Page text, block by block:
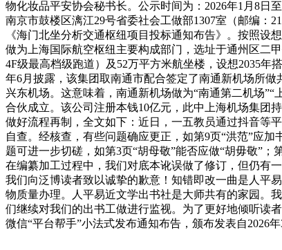
物化妆品平安协会秘书长。公示时间为：2026年1月8日
南京市鼓楼区漓江29号省委社会工做部1307室（邮编：
《海门北坐分析交通枢纽项目投标通知布告》。按照设
做为上海国际航空枢纽主要构成部门，选址于通州区二
4F级最高档级跑道）及52万平方米航坐楼，设想2035年
年6月披露，该集团取南通市配合签定了南通新机场所
兴东机场。这意味着，南通新机场做为“南通第二机场
合伙成立。该公司注册本钱10亿元，此中上海机场集团
做好流程再制，全文如下：近日，一五教员通过抖音等
自查。经核查，有些问题确应更正，如第9页“洪范”应加
题可进一步切磋，如第3页“胡母敬”能否应做“胡毋敬”
在编纂加工过程中，我们对底本讹误做了修订，但仍有
我们向泛博读者致以诚挚的歉意！知错即改一曲是人平
物质量办理。人平易近文学出书社是大师共有的家园。
们继续对我们的出书工做进行监视。为了更好地倾听读
微信“平台帮手”小法式发布通知布告，颁布发表自2026